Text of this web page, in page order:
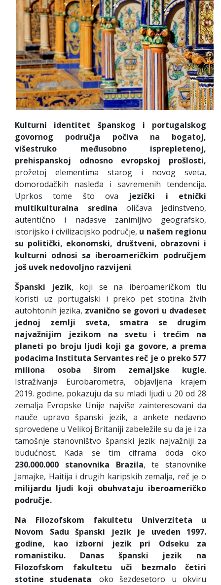
Kulturni identitet španskog i portugalskog
govornog područja počiva na bogatoj,
višestruko međusobno isprepletenoj,
prehispanskoj odnosno evropskoj prošlosti,
prožetoj elementima starog i novog sveta,
domorodačkih nasleđa i savremenih tendencija.
Uprkos tome što ova jezički i etnički
multikulturalna sredina oličava jedinstveno,
autentično i nadasve zanimljivo geografsko,
istorijsko i civilizacijsko područje, u našem regionu
su politički, ekonomski, društveni, obrazovni i
kulturni odnosi sa iberoameričkim područjem
još uvek nedovoljno razvijeni.
Španski jezik, koji se na iberoameričkom tlu
koristi uz portugalski i preko pet stotina živih
autohtonih jezika, zvanično se govori u dvadeset
jednoj zemlji sveta, smatra se drugim
najvažnijim jezikom na svetu i trećim na
planeti po broju ljudi koji ga govore, a prema
podacima Instituta Servantes reč je o preko 577
miliona osoba širom zemaljske kugle.
Istraživanja Eurobarometra, objavljena krajem
2019. godine, pokazuju da su mladi ljudi u 20 od 28
zemalja Evropske Unije najviše zainteresovani da
nauče upravo španski jezik, a ankete nedavno
sprovedene u Velikoj Britaniji zabeležile su da je i za
tamošnje stanovništvo španski jezik najvažniji za
budućnost. Kada se tim ciframa doda oko
230.000.000 stanovnika Brazila, te stanovnike
Jamajke, Haitija i drugih karipskih zemalja, reč je o
milijardu ljudi koji obuhvataju iberoameričko
područje.
Na Filozofskom fakultetu Univerziteta u
Novom Sadu španski jezik je uveden 1997.
godine, kao izborni jezik pri Odseku za
romanistiku. Danas španski jezik na
Filozofskom fakultetu uči bezmalo četiri
stotine studenata: oko šezdesetoro u okviru